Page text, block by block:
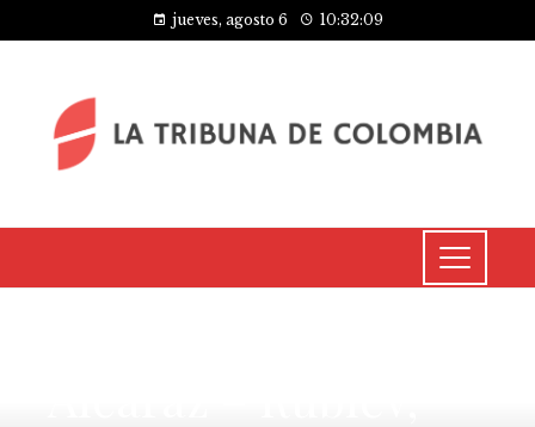
jueves, agosto 6 10:32:11